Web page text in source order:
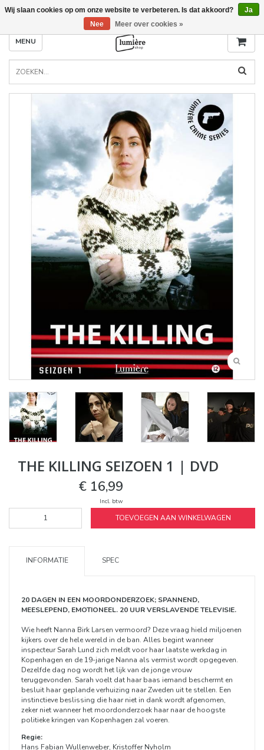
MENU
THE KILLING SEIZOEN 1 | DVD
€ 16,99
Incl. btw
TOEVOEGEN AAN WINKELWAGEN
INFORMATIE SPEC
20 DAGEN IN EEN MOORDONDERZOEK; SPANNEND,
MEESLEPEND, EMOTIONEEL. 20 UUR VERSLAVENDE TELEVISIE.
Wie heeft Nanna Birk Larsen vermoord? Deze vraag hield miljoenen
kijkers over de hele wereld in de ban. Alles begint wanneer
inspecteur Sarah Lund zich meldt voor haar laatste werkdag in
Kopenhagen en de 19-jarige Nanna als vermist wordt opgegeven.
Dezelfde dag nog wordt het lijk van de jonge vrouw
teruggevonden. Sarah voelt dat haar baas iemand beschermt en
besluit haar geplande verhuizing naar Zweden uit te stellen. Een
instinctieve beslissing die haar niet in dank wordt afgenomen,
zeker niet wanneer het moordonderzoek haar naar de hoogste
politieke kringen van Kopenhagen zal voeren.
Regie:
Hans Fabian Wullenweber, Kristoffer Nyholm
Wij slaan cookies op om onze website te verbeteren. Is dat akkoord?
Ja
Nee
Meer over cookies »